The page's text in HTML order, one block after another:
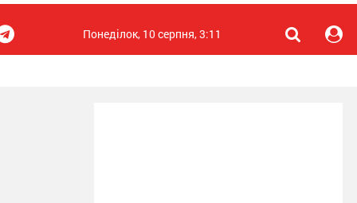
Понеділок, 10 серпня, 3:11